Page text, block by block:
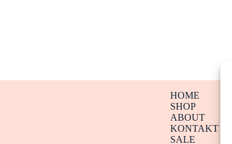
HOME
SHOP
ABOUT
KONTAKT
SALE